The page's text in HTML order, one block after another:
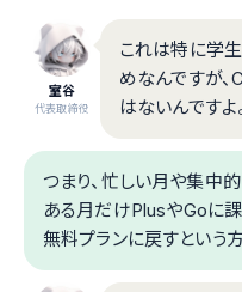
室谷
代表取締役
これは特に学
めなんですが
はないんですよ
つまり、忙しい月や集中
ある月だけPlusやGoに
無料プランに戻すという